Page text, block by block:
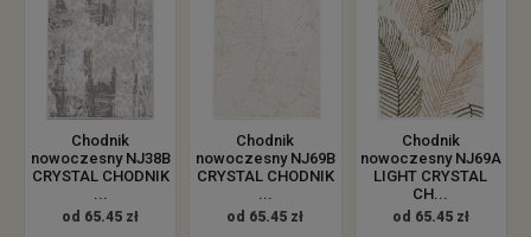
Chodnik
nowoczesny NJ38B
CRYSTAL CHODNIK
od 65.45 zł
Chodnik
nowoczesny NJ69B
CRYSTAL CHODNIK
od 65.45 zł
Chodnik
nowoczesny NJ69A
LIGHT CRYSTAL
CH...
od 65.45 zł